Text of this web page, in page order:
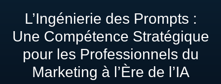
L’Ingénierie des Prompts :
Une Compétence Stratégique
pour les Professionnels du
Marketing à l’Ère de l’IA